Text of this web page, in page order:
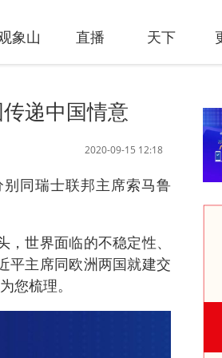
象山 直播 天下
递中国情意
2020-09-15 12:18
同瑞士联邦主席索马鲁
世界面临的不稳定性、
平主席同欧洲两国就建交
您梳理。